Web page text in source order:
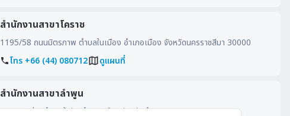
สำนักงานสาขาโคราช
1195/58 ถนนมิตรภาพ ตำบลในเมือง อำเภอเมือง จังหวัดนครราชสีมา 30000
โทร +66 (44) 080712
ดูแผนที่
สำนักงานสาขาลำพูน
177/2 หมู่ 4 ตำบลป่าสัก อำเภอเมือง จังหวัดลำพูน 51000